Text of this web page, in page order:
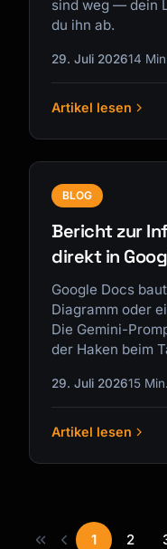
sind weg — dein
du ihn ab.
29. Juli 202614
Artikel lesen
BLOG
Bericht zur
direkt in
Google Docs
Diagramm oder
Die Gemini-
der Haken beim
29. Juli 202615
Artikel lesen
1 2